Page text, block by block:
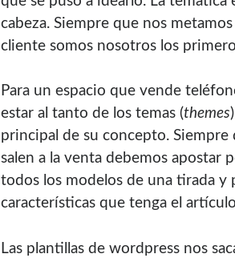
cabeza. Siempre que nos
cliente somos nosotros los
Para un espacio que vende
estar al tanto de los temas (themes
principal de su concepto.
salen a la venta debemos apostar
todos los modelos de una tirada y
características que tenga el
Las plantillas de wordpress nos